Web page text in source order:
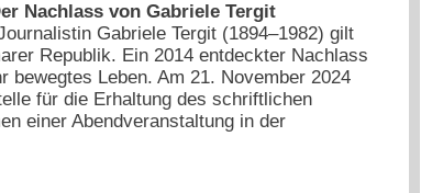
Nachlass von Gabriele Tergit
Gabriele Tergit (1894–1982) gilt
Republik. Ein 2014 entdeckter Nachlass
bewegtes Leben. Am 21. November 2024
für die Erhaltung des schriftlichen
einer Abendveranstaltung in der